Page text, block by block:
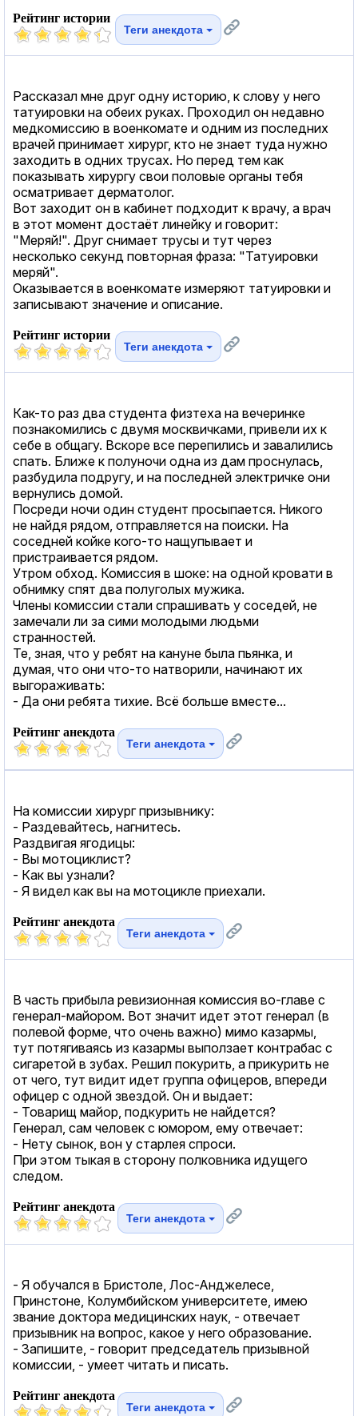
Рейтинг истории
Теги анекдота
Рассказал мне друг одну историю, к слову у него
татуировки на обеих руках. Проходил он недавно
медкомиссию в военкомате и одним из последних
врачей принимает хирург, кто не знает туда нужно
заходить в одних трусах. Но перед тем как
показывать хирургу свои половые органы тебя
осматривает дерматолог.
Вот заходит он в кабинет подходит к врачу, а врач
в этот момент достаёт линейку и говорит:
"Меряй!". Друг снимает трусы и тут через
несколько секунд повторная фраза: "Татуировки
меряй".
Оказывается в военкомате измеряют татуировки и
записывают значение и описание.
Рейтинг истории
Теги анекдота
Как-то раз два студента физтеха на вечеринке
познакомились с двумя москвичками, привели их к
себе в общагу. Вскоре все перепились и завалились
спать. Ближе к полуночи одна из дам проснулась,
разбудила подругу, и на последней электричке они
вернулись домой.
Посреди ночи один студент просыпается. Никого
не найдя рядом, отправляется на поиски. На
соседней койке кого-то нащупывает и
пристраивается рядом.
Утром обход. Комиссия в шоке: на одной кровати в
обнимку спят два полуголых мужика.
Члены комиссии стали спрашивать у соседей, не
замечали ли за сими молодыми людьми
странностей.
Те, зная, что у ребят на кануне была пьянка, и
думая, что они что-то натворили, начинают их
выгораживать:
- Да они ребята тихие. Всё больше вместе...
Рейтинг анекдота
Теги анекдота
На комиссии хирург призывнику:
- Раздевайтесь, нагнитесь.
Раздвигая ягодицы:
- Вы мотоциклист?
- Как вы узнали?
- Я видел как вы на мотоцикле приехали.
Рейтинг анекдота
Теги анекдота
В часть прибыла ревизионная комиссия во-главе с
генерал-майором. Вот значит идет этот генерал (в
полевой форме, что очень важно) мимо казармы,
тут потягиваясь из казармы выползает контрабас с
сигаретой в зубах. Решил покурить, а прикурить не
от чего, тут видит идет группа офицеров, впереди
офицер с одной звездой. Он и выдает:
- Товарищ майор, подкурить не найдется?
Генерал, сам человек с юмором, ему отвечает:
- Нету сынок, вон у старлея спроси.
При этом тыкая в сторону полковника идущего
следом.
Рейтинг анекдота
Теги анекдота
- Я обучался в Бристоле, Лос-Анджелесе,
Принстоне, Колумбийском университете, имею
звание доктора медицинских наук, - отвечает
призывник на вопрос, какое у него образование.
- Запишите, - говорит председатель призывной
комиссии, - умеет читать и писать.
Рейтинг анекдота
Теги анекдота